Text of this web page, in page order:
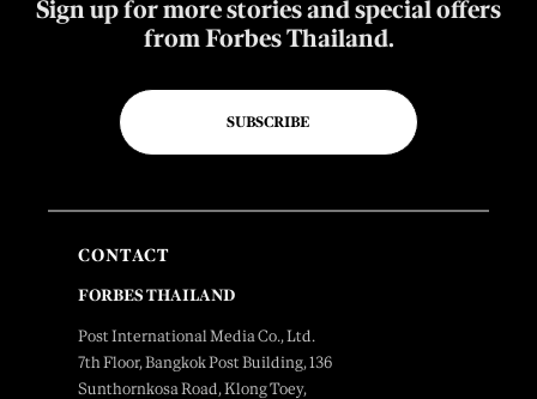
Sign up for more stories and special offers
from Forbes Thailand.
SUBSCRIBE
CONTACT
FORBES THAILAND
Post International Media Co., Ltd.
7th Floor, Bangkok Post Building, 136
Sunthornkosa Road, Klong Toey,